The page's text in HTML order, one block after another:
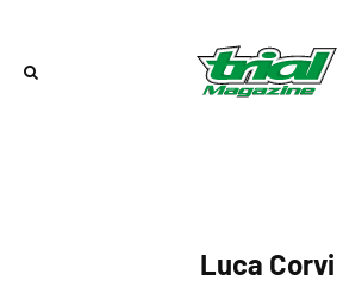
Luca Corvi